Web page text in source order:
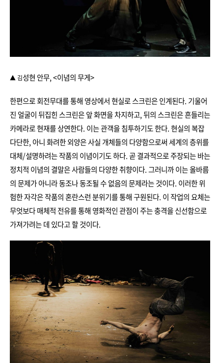
▲ 김성현 안무, <이념의 무게>
한편으로 회전무대를 통해 영상에서 현실로 스크린은 인계된다. 기울어
진 얼굴이 뒤집힌 스크린은 앞 화면을 차지하고, 뒤의 스크린은 흔들리는
카메라로 현재를 상연한다. 이는 관객을 침투하기도 한다. 현실의 복잡
다단한, 아니 화려한 외양은 사실 개체들의 다양함으로써 세계의 층위를
대체/설명하려는 작품의 이념이기도 하다. 곧 결과적으로 주장되는 바는
정치적 이념의 결말은 사람들의 다양한 취향이다. 그러니까 이는 올바름
의 문제가 아니라 동조나 동조될 수 없음의 문제라는 것이다. 이러한 위
험한 자각은 작품의 혼란스런 분위기를 통해 구원된다. 이 작업의 요체는
무엇보다 매체적 전유를 통해 영화적인 관점이 주는 충격을 신선함으로
가져가려는 데 있다고 할 것이다.